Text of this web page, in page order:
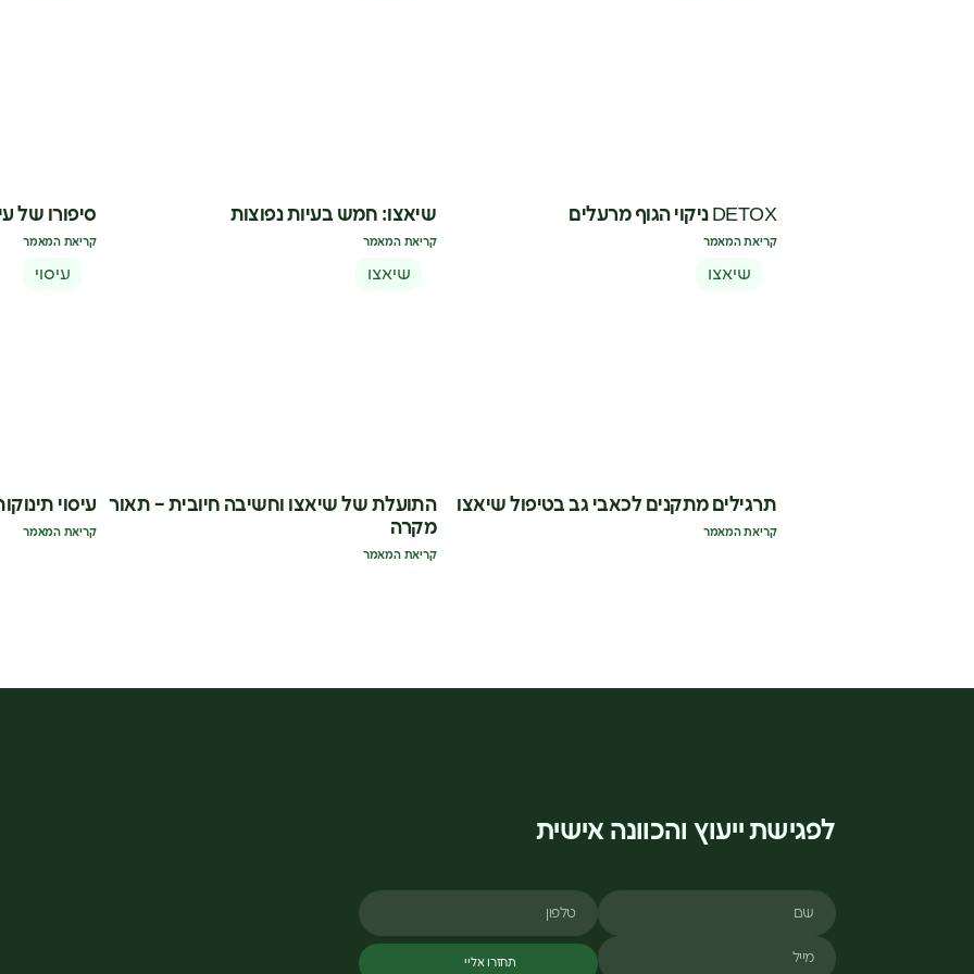
DETOX ניקוי הגוף מרעלים
קריאת המאמר
שיאצו: חמש בעיות נפוצות
קריאת המאמר
סיפורו של
קריאת המאמר
שיאצו
תרגילים מתקנים לכאבי גב בטיפול שיאצו
קריאת המאמר
שיאצו
התועלת של שיאצו וחשיבה חיובית – תאור
מקרה
קריאת המאמר
עיסוי
עיסוי
קריאת המאמר
לפגישת ייעוץ והכוונה אישית
שם טלפון
מייל
תחזרו אליי